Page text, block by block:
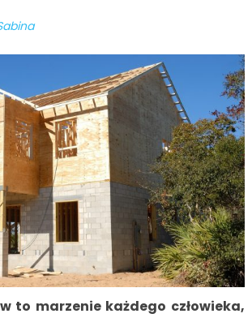
to marzenie każdego człowieka,